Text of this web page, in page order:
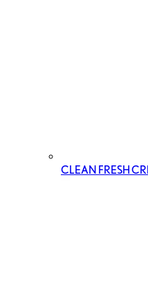
CLEAN FRESH